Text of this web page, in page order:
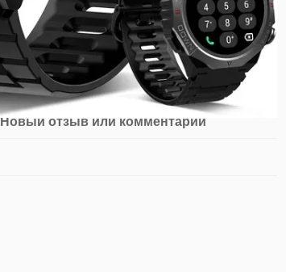
Новый отзыв или комментарий